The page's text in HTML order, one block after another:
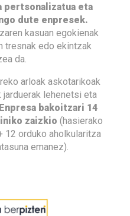
pertsonalizatua eta
dute enpresek.
kasuan egokienak
tresnak edo ekintzak
da.
arloak askotarikoak
jarduerak lehenetsi eta
Enpresa bakoitzari 14
zaizkio (hasierako
12 orduko aholkularitza
emanez).